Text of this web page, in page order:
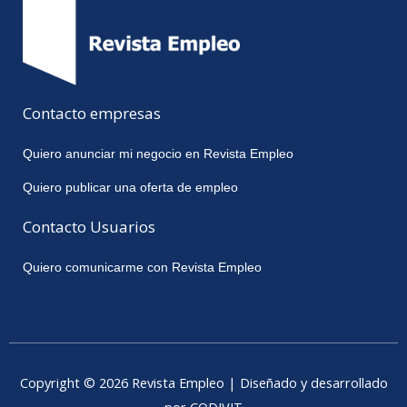
Contacto empresas
Quiero anunciar mi negocio en Revista Empleo
Quiero publicar una oferta de empleo
Contacto Usuarios
Quiero comunicarme con Revista Empleo
Copyright © 2026 Revista Empleo | Diseñado y desarrollado